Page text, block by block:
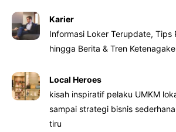
Karier
Informasi Loker Terupdate, Tips
hingga Berita & Tren
Local Heroes
kisah inspiratif pelaku UMKM
sampai strategi bisnis
tiru